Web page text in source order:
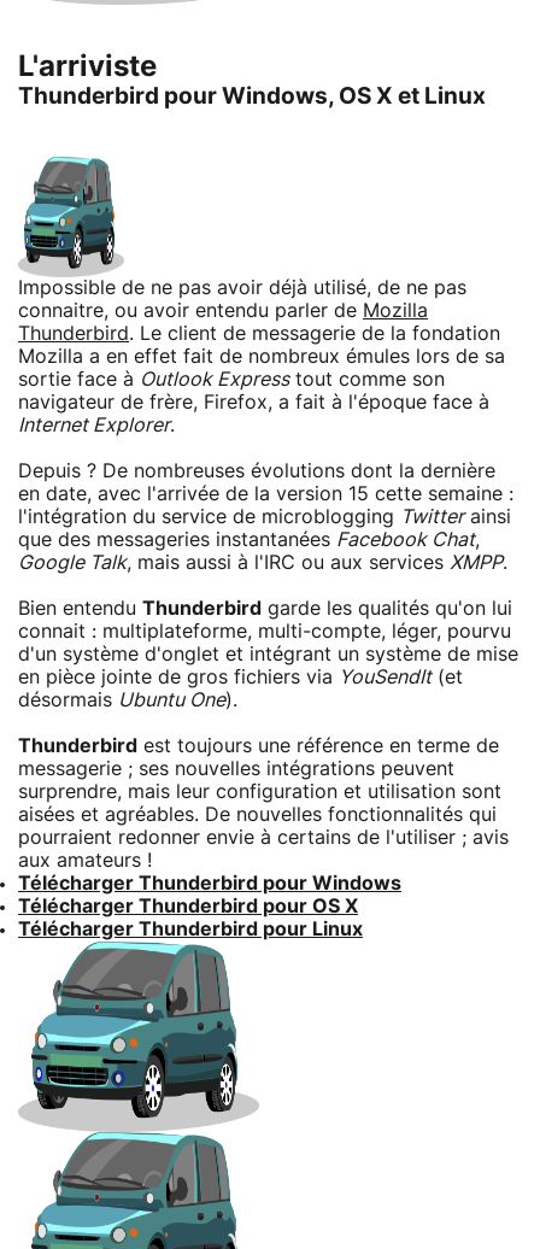
L'arriviste
Thunderbird pour Windows, OS X et Linux
Impossible de ne pas avoir déjà utilisé, de ne pas
connaitre, ou avoir entendu parler de Mozilla
Thunderbird. Le client de messagerie de la fondation
Mozilla a en effet fait de nombreux émules lors de sa
sortie face à Outlook Expresstout comme son
navigateur de frère, Firefox, a fait à l'époque face à
Internet Explorer.
Depuis ? De nombreuses évolutions dont la dernière
en date, avec l'arrivée de la version 15 cette semaine :
l'intégration du service de microblogging Twitterainsi
que des messageries instantanées Facebook Chat,
Google Talk, mais aussi à l'IRC ou aux services XMPP.
Bien entendu Thunderbird garde les qualités qu'on lui
connait : multiplateforme, multi-compte, léger, pourvu
d'un système d'onglet et intégrant un système de mise
en pièce jointe de gros fichiers via YouSendIt(et
désormais Ubuntu One).
Thunderbird est toujours une référence en terme de
messagerie ; ses nouvelles intégrations peuvent
surprendre, mais leur configuration et utilisation sont
aisées et agréables. De nouvelles fonctionnalités qui
pourraient redonner envie à certains de l'utiliser ; avis
aux amateurs !
Télécharger Thunderbird pour Windows
Télécharger Thunderbird pour OS X
Télécharger Thunderbird pour Linux